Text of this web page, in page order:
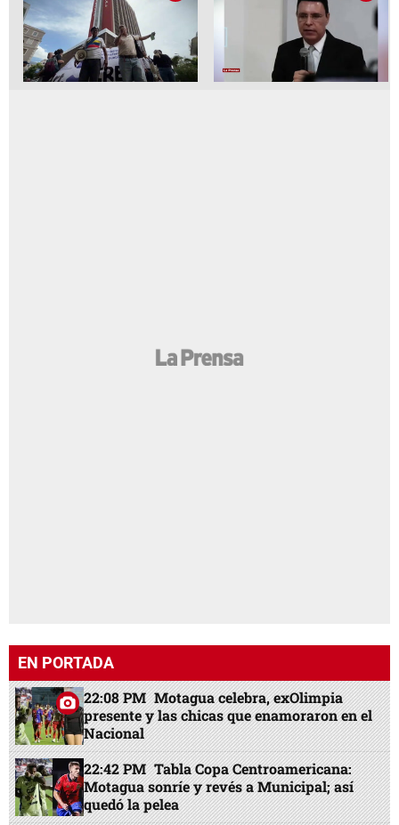
EN PORTADA
22:08 PM Motagua celebra, exOlimpia
presente y las chicas que enamoraron en el
Nacional
22:42 PM Tabla Copa Centroamericana:
Motagua sonríe y revés a Municipal; así
quedó la pelea